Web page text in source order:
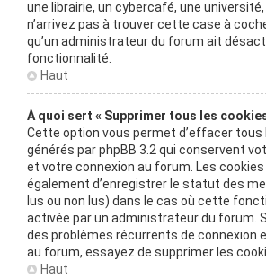
une librairie, un cybercafé, une
n’arrivez pas à trouver cette case à
qu’un administrateur du forum ait
fonctionnalité.
Haut
À quoi sert « Supprimer tous les
Cette option vous permet d’effacer tous
générés par phpBB 3.2 qui conservent
et votre connexion au forum. Les
également d’enregistrer le statut des
lus ou non lus) dans le cas où cette
activée par un administrateur du forum.
des problèmes récurrents de connexion
au forum, essayez de supprimer les
Haut